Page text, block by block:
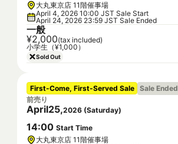
大丸東京店 11階催事場
April 4, 2026 10:00 JST Sale Start
April 24, 2026 23:59 JST Sale Ended
一般
¥2,000(tax included)
小学生（¥1,000）
Sold Out
First-Come, First-Served Sale Sale Ended
前売り
April25,2026 (Saturday)
14:00 Start Time
大丸東京店 11階催事場